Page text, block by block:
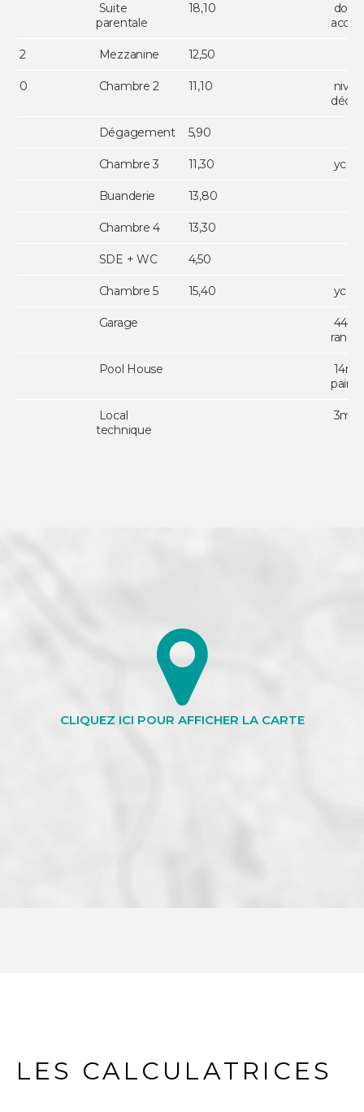
Suite
parentale
18,10
2 Mezzanine 12,50
0 Chambre 2 11,10
niv 0
Dégagement 5,90
Chambre 3 11,30 yc pl
Buanderie 13,80
Chambre 4 13,30
SDE + WC 4,50
Chambre 5 15,40 yc pl
Garage
Pool House
pain/
Local
technique
3m²
LES CALCULATRICES